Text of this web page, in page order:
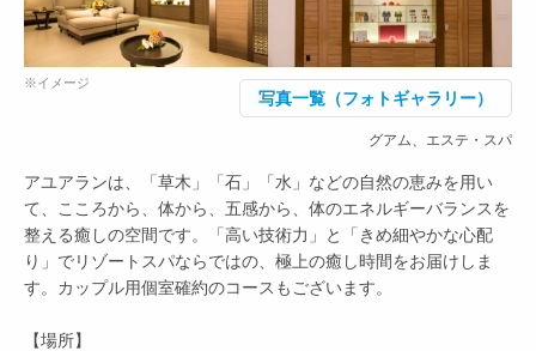
※イメージ
写真一覧（フォトギャラリー）
グアム、エステ・スパ
アユアランは、「草木」「石」「水」などの自然の恵みを用い
て、こころから、体から、五感から、体のエネルギーバランスを
整える癒しの空間です。「高い技術力」と「きめ細やかな心配
り」でリゾートスパならではの、極上の癒し時間をお届けしま
す。カップル用個室確約のコースもございます。
【場所】